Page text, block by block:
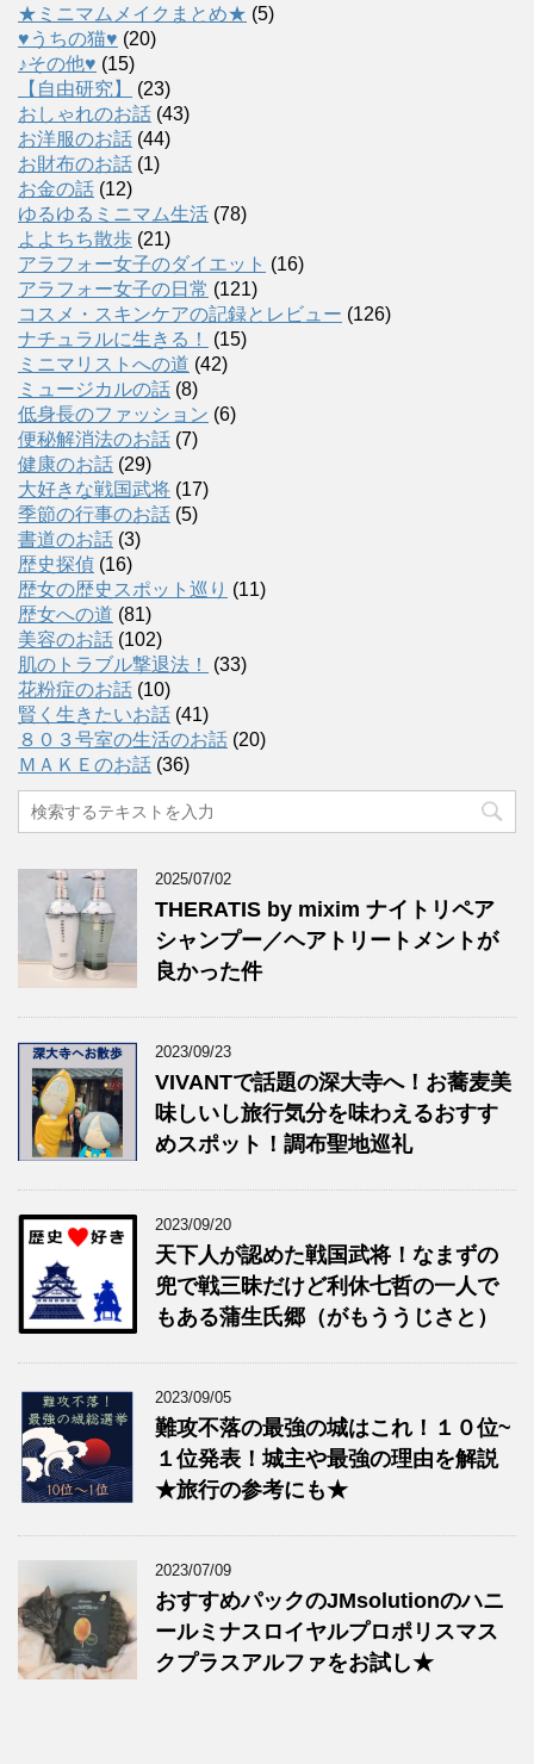
★ミニマムメイクまとめ★ (5)
♥うちの猫♥ (20)
♪その他♥ (15)
【自由研究】
(23)
おしゃれのお話 (43)
お洋服のお話 (44)
お財布のお話 (1)
お金の話 (12)
ゆるゆるミニマム生活 (78)
よよちち散歩 (21)
アラフォー女子のダイエット (16)
アラフォー女子の日常 (121)
コスメ・スキンケアの記録とレビュー (126)
ナチュラルに生きる！
(15)
ミニマリストへの道 (42)
ミュージカルの話 (8)
低身長のファッション (6)
便秘解消法のお話 (7)
健康のお話 (29)
大好きな戦国武将 (17)
季節の行事のお話 (5)
書道のお話 (3)
歴史探偵 (16)
歴女の歴史スポット巡り (11)
歴女への道 (81)
美容のお話 (102)
肌のトラブル撃退法！
(33)
花粉症のお話 (10)
賢く生きたいお話 (41)
８０３号室の生活のお話 (20)
ＭＡＫＥのお話 (36)
2025/07/02
THERATIS by mixim ナイトリペア
シャンプー／ヘアトリートメントが
良かった件
2023/09/23
VIVANTで話題の深大寺へ！お蕎麦美
味しいし旅行気分を味わえるおすす
めスポット！調布聖地巡礼
2023/09/20
天下人が認めた戦国武将！なまずの
兜で戦三昧だけど利休七哲の一人で
もある蒲生氏郷（がもううじさと）
2023/09/05
難攻不落の最強の城はこれ！１０位~
１位発表！城主や最強の理由を解説
★旅行の参考にも★
2023/07/09
おすすめパックのJMsolutionのハニ
ールミナスロイヤルプロポリスマス
クプラスアルファをお試し★